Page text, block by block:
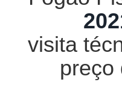
visita
preço